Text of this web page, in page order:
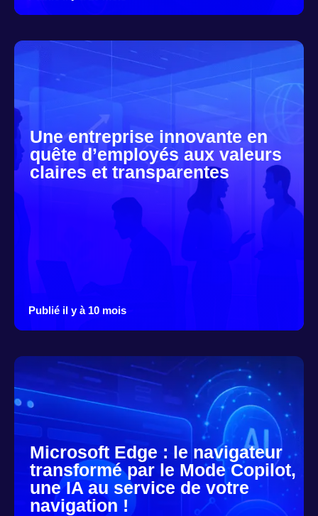
Une entreprise innovante en
quête d’employés aux valeurs
claires et transparentes
Publié il y à 10 mois
Microsoft Edge : le navigateur
transformé par le Mode Copilot,
une IA au service de votre
navigation !